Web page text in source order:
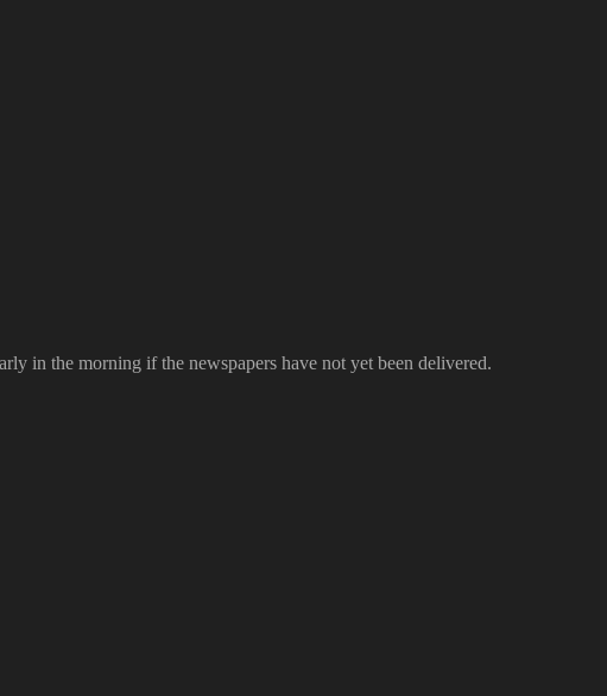
in the morning if the newspapers have not yet been delivered.